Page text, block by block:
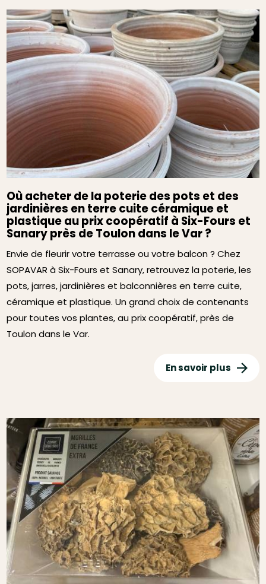
Où acheter de la poterie des pots et des
jardinières en terre cuite céramique et
plastique au prix coopératif à Six-Fours et
Sanary près de Toulon dans le Var ?
Envie de fleurir votre terrasse ou votre balcon ? Chez
SOPAVAR à Six-Fours et Sanary, retrouvez la poterie, les
pots, jarres, jardinières et balconnières en terre cuite,
céramique et plastique. Un grand choix de contenants
pour toutes vos plantes, au prix coopératif, près de
Toulon dans le Var.
En savoir plus